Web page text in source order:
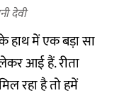
देवी
हाथ में एक बड़ा सा
आई हैं. रीता
रहा है तो हमें